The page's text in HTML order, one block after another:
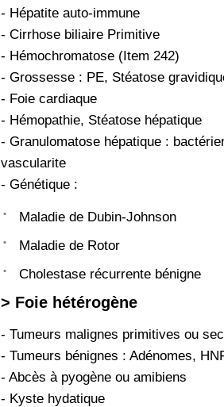
- Hépatite auto-immune
- Cirrhose biliaire Primitive
- Hémochromatose (Item 242)
- Grossesse : PE, Stéatose
- Foie cardiaque
- Hémopathie, Stéatose hépatique
- Granulomatose hépatique :
vascularite
- Génétique :
Maladie de Dubin-Johnson
Maladie de Rotor
Cholestase récurrente bénigne
> Foie hétérogène
- Tumeurs malignes primitives ou
- Tumeurs bénignes : Adénomes,
- Abcès à pyogène ou amibiens
- Kyste hydatique